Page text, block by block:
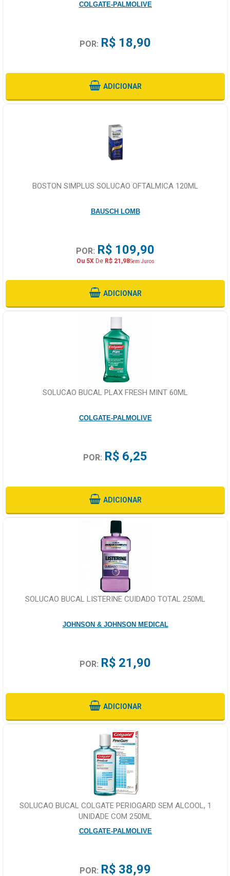
COLGATE-PALMOLIVE
POR: R$ 18,90
ADICIONAR
BOSTON SIMPLUS SOLUCAO OFTALMICA 120ML
BAUSCH LOMB
POR: R$ 109,90
Ou 5XDe R$ 21,98Sem Juros
ADICIONAR
SOLUCAO BUCAL PLAX FRESH MINT 60ML
COLGATE-PALMOLIVE
POR: R$ 6,25
ADICIONAR
SOLUCAO BUCAL LISTERINE CUIDADO TOTAL 250ML
JOHNSON & JOHNSON MEDICAL
POR: R$ 21,90
ADICIONAR
SOLUCAO BUCAL COLGATE PERIOGARD SEM ALCOOL, 1
UNIDADE COM 250ML
COLGATE-PALMOLIVE
POR: R$ 38,99